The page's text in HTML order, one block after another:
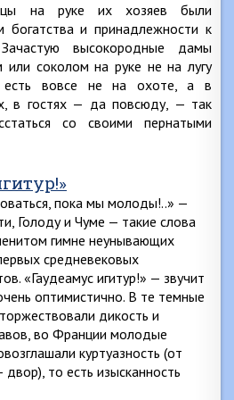
на руке их хозяев были
богатства и принадлежности к
высокородные дамы
или соколом на руке не на лугу
вовсе не на охоте, а в
в гостях — да повсюду, — так
со своими пернатыми
пока мы молоды!..» —
Голоду и Чуме — такие слова
гимне неунывающих
средневековых
«Гаудеамус игитур!» — звучит
оптимистично. В те темные
дикость и
во Франции молодые
куртуазность (от
то есть изысканность